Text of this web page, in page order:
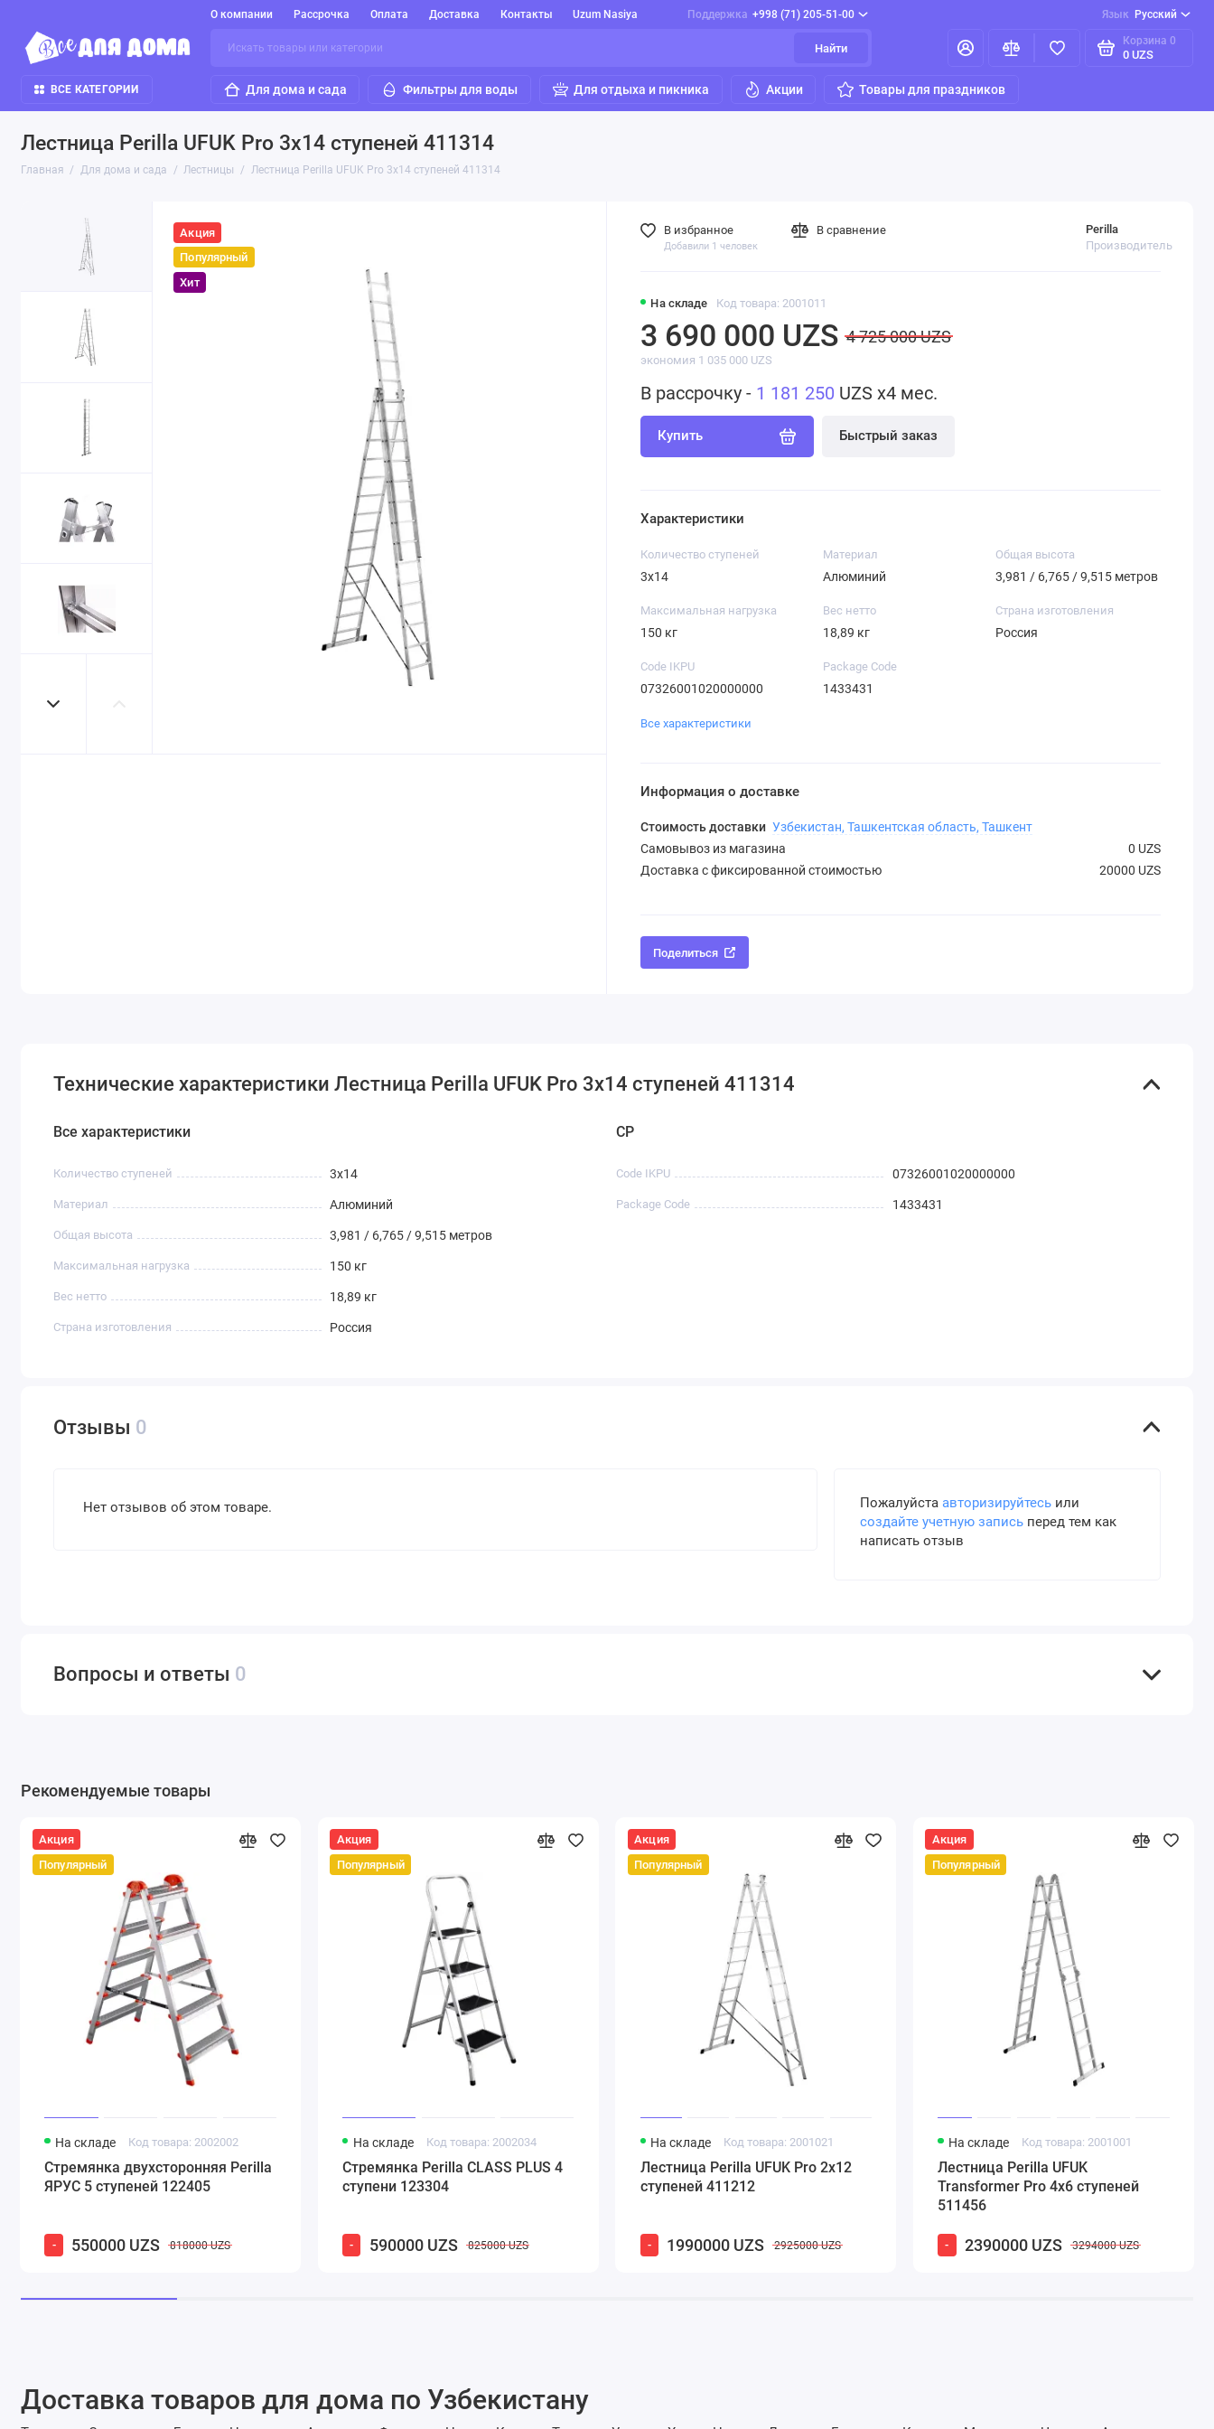
О компании Рассрочка Оплата Доставка Контакты Uzum Nasiya Поддержка +998 (71) 205-51-00 Язык Русский
Найти
Корзина 0
0 UZS
ВСЕ КАТЕГОРИИ Для дома и сада Фильтры для воды Для отдыха и пикника Акции Товары для праздников
Лестница Perilla UFUK Pro 3х14 ступеней 411314
Главная Для дома и сада Лестницы Лестница Perilla UFUK Pro 3х14 ступеней 411314
Акция
Популярный
Хит
На складе
Код товара: 2001011
Perilla
Производитель
3 690 000 UZS 4 725 000 UZS
экономия 1 035 000 UZS
В рассрочку - 1 181 250 UZS x4 мес.
Купить Быстрый заказ
В избранное
Добавили 1 человек
В сравнение
Характеристики
Количество ступеней
3х14
Материал
Алюминий
Общая высота
3,981 / 6,765 / 9,515 метров
Максимальная нагрузка
150 кг
Вес нетто
18,89 кг
Страна изготовления
Россия
Code IKPU
07326001020000000
Package Code
1433431
Все характеристики
Информация о доставке
Стоимость доставки Узбекистан, Ташкентская область, Ташкент
Самовывоз из магазина
0 UZS
Доставка с фиксированной стоимостью
20000 UZS
Поделиться
Технические характеристики Лестница Perilla UFUK Pro 3х14 ступеней 411314
Все характеристики
Количество ступеней 3х14
Материал Алюминий
Общая высота 3,981 / 6,765 / 9,515 метров
Максимальная нагрузка 150 кг
Вес нетто 18,89 кг
Страна изготовления Россия
CP
Code IKPU 07326001020000000
Package Code 1433431
Отзывы 0
Нет отзывов об этом товаре. Пожалуйста авторизируйтесьили
создайте учетную записьперед тем как
написать отзыв
Вопросы и ответы 0
Рекомендуемые товары
Акция
Популярный
На складе Код товара: 2002002
Стремянка двухсторонняя Perilla
ЯРУС 5 ступеней 122405
- 550000 UZS 818000 UZS
Акция
Популярный
На складе Код товара: 2002034
Стремянка Perilla CLASS PLUS 4
ступени 123304
- 590000 UZS 825000 UZS
Акция
Популярный
На складе Код товара: 2001021
Лестница Perilla UFUK Pro 2х12
ступеней 411212
- 1990000 UZS 2925000 UZS
Акция
Популярный
На складе Код товара: 2001001
Лестница Perilla UFUK
Transformer Pro 4х6 ступеней
511456
- 2390000 UZS 3294000 UZS
Доставка товаров для дома по Узбекистану